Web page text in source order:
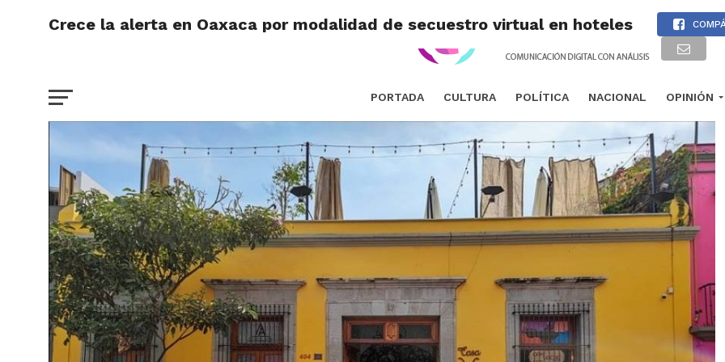
PORTADA CULTURA POLÍTICA NACIONAL OPINIÓN
Crece la alerta en Oaxaca por modalidad de secuestro virtual en hoteles